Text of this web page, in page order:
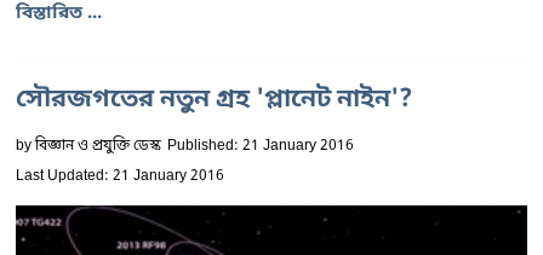
বিস্তারিত ...
সৌরজগতের নতুন গ্রহ 'প্লানেট নাইন'?
byবিজ্ঞান ও প্রযুক্তি ডেস্ক Published: 21 January 2016
Last Updated: 21 January 2016